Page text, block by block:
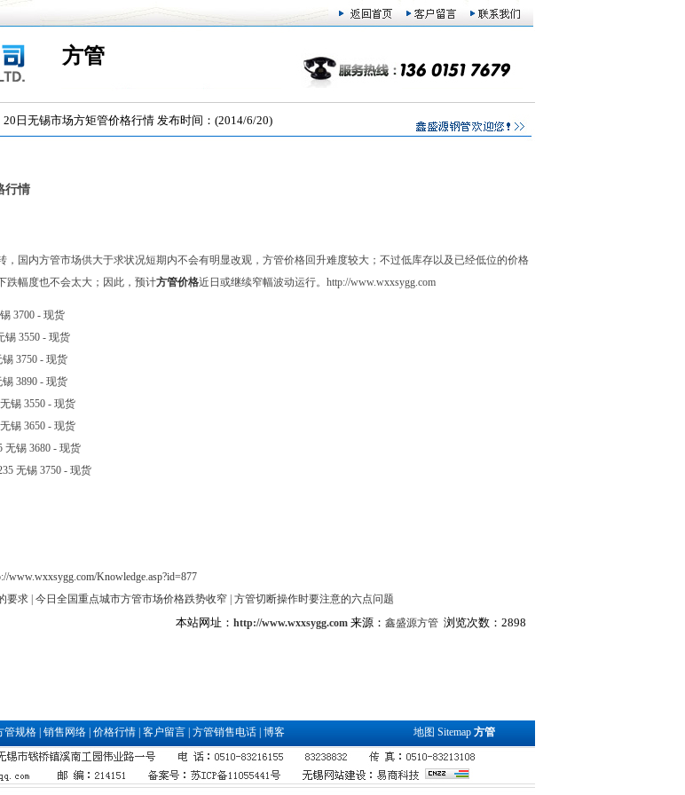
方管
20日无锡市场方矩管价格行情 发布时间：(2014/6/20)
行情
，国内方管市场供大于求状况短期内不会有明显改观，方管价格回升难度较大；不过低库存以及已经低位的价格
跌幅度也不会太大；因此，预计方管价格近日或继续窄幅波动运行。 http://www.wxxsygg.com
3700 - 现货
锡 3550 - 现货
3750 - 现货
3890 - 现货
锡 3550 - 现货
锡 3650 - 现货
无锡 3680 - 现货
无锡 3750 - 现货
www.wxxsygg.com/Knowledge.asp?id=877
要求| 今日全国重点城市方管市场价格跌势收窄| 方管切断操作时要注意的六点问题
本站网址： http://www.wxxsygg.com来源： 鑫盛源方管浏览次数：2898
管规格 销售网络 价格行情 客户留言 方管销售电话 博客 地图 Sitemap 方管